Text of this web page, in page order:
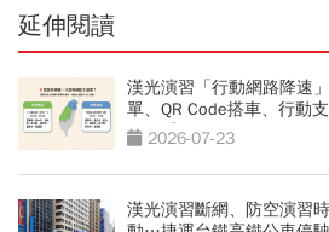
延伸閱讀
漢光演習「行動網路降速
單、QR Code搭車、行動
一次看
2026-07-23
漢光演習斷網、防空演習